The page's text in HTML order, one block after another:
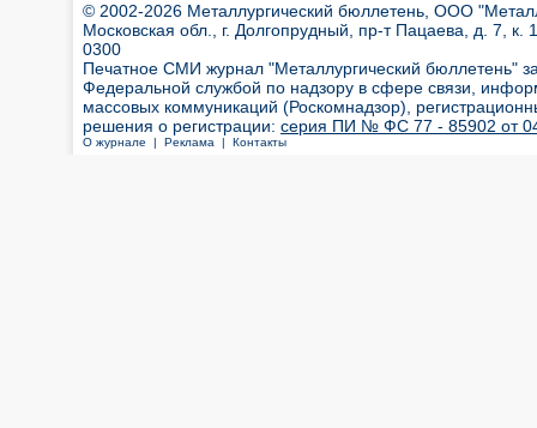
© 2002-2026 Металлургический бюллетень, ООО
Московская обл., г. Долгопрудный, пр-т Пацаева, д. 7,
0300
Печатное СМИ журнал "Металлургический бюллетень"
Федеральной службой по надзору в сфере связи,
массовых коммуникаций (Роскомнадзор),
решения о регистрации: серия ПИ № ФС 77 - 85902 от 04
О журнале | Реклама | Контакты